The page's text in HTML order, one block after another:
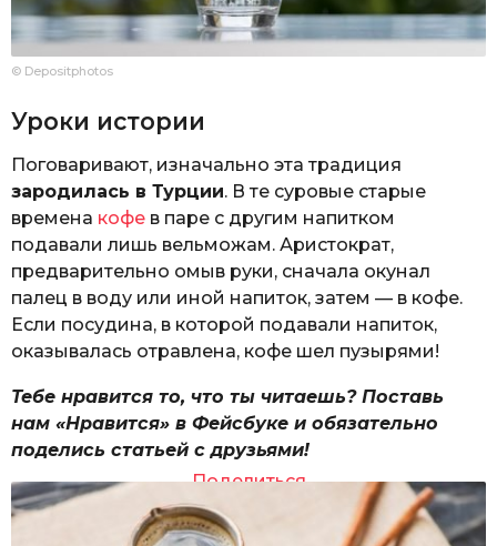
© Depositphotos
Уроки истории
Поговаривают, изначально эта традиция
зародилась в Турции. В те суровые старые
времена кофе в паре с другим напитком
подавали лишь вельможам. Аристократ,
предварительно омыв руки, сначала окунал
палец в воду или иной напиток, затем — в кофе.
Если посудина, в которой подавали напиток,
оказывалась отравлена, кофе шел пузырями!
Тебе нравится то, что ты читаешь? Поставь
нам «Нравится» в Фейсбуке и обязательно
поделись статьей с друзьями!
Поделиться